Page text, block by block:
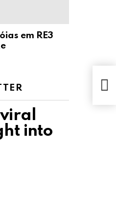
em RE3
viral
into